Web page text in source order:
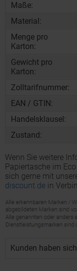
Maße:
Material:
Menge pro
Karton:
Gewicht pro
Karton:
Zolltarifnummer:
EAN / GTIN:
Handelsklausel:
Zustand:
Wenn Sie weitere
Papiertasche im
sich gerne mit
discount.de in
Kunden haben